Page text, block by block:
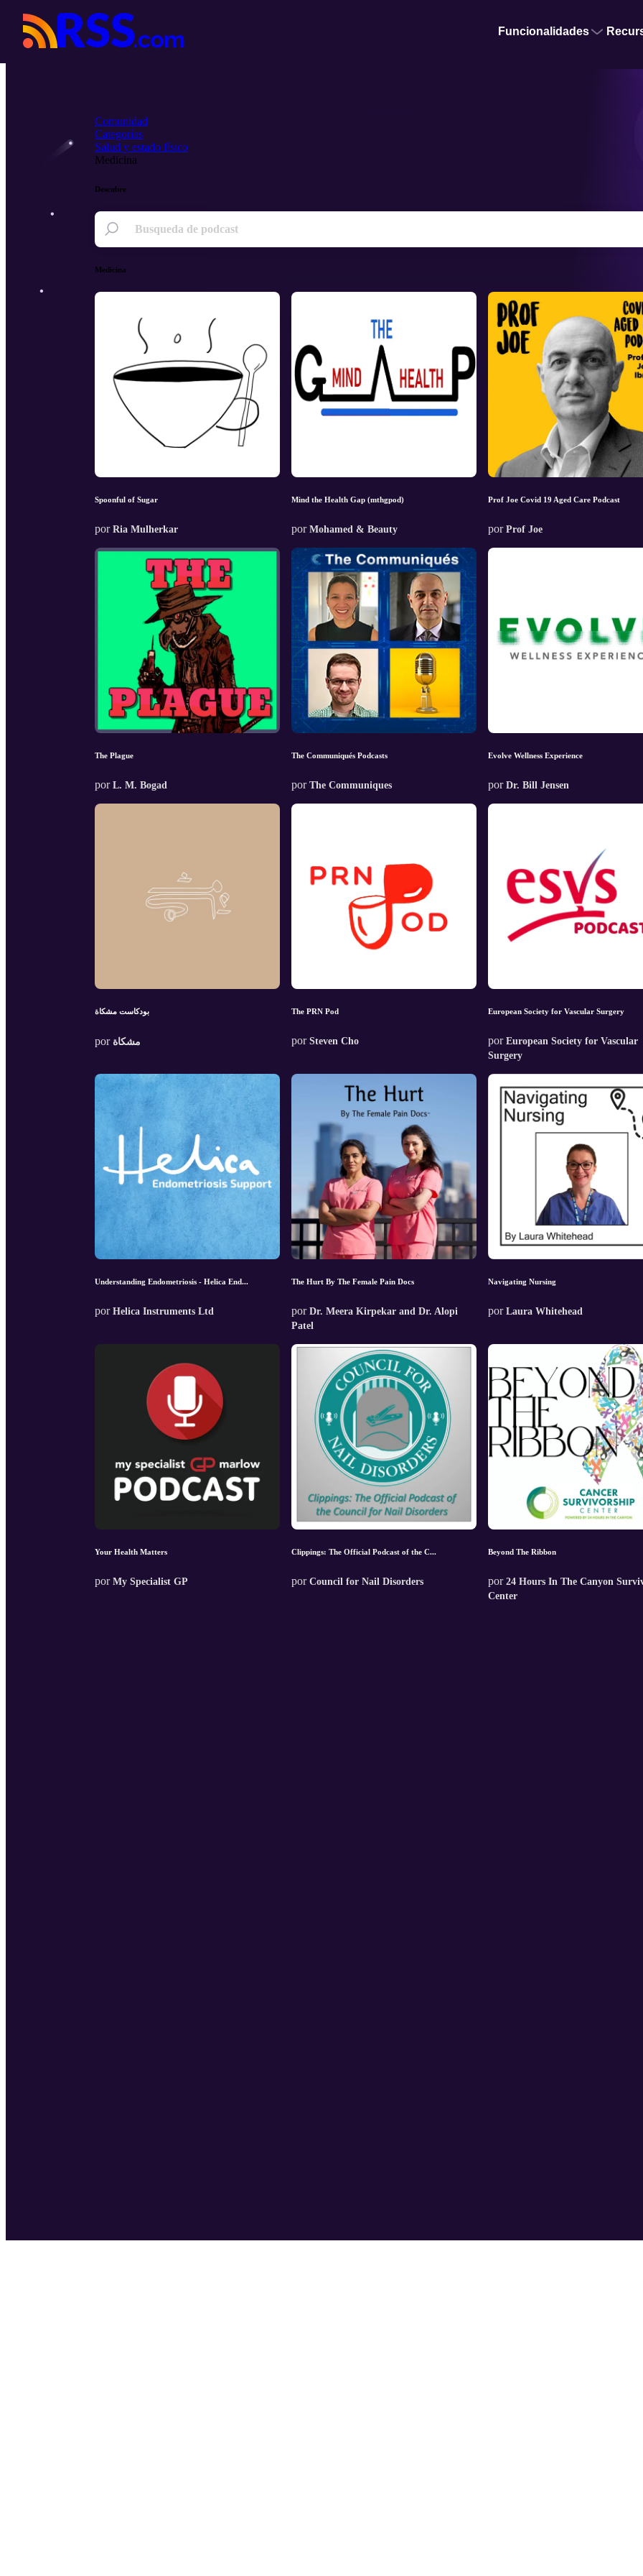
Funcionalidades
Comunidad
Categorías
Salud y estado físico
Medicina
Descubre
Medicina
Spoonful of Sugar
por Ria Mulherkar
Mind the Health Gap (mthgpod)
por Mohamed & Beauty
Prof Joe Covid 19 Aged Care Podcast
por Prof Joe
The Plague
por L. M. Bogad
The Communiqués Podcasts
por The Communiques
Evolve Wellness Experience
por Dr. Bill Jensen
بودكاست مشكاة
por مشكاة
The PRN Pod
por Steven Cho
European Society for Vascular Surgery
por European Society for Vascular
Surgery
Understanding Endometriosis - Helica End...
por Helica Instruments Ltd
The Hurt By The Female Pain Docs
por Dr. Meera Kirpekar and Dr. Alopi
Patel
Navigating Nursing
por Laura Whitehead
Your Health Matters
por My Specialist GP
Clippings: The Official Podcast of the C...
por Council for Nail Disorders
Beyond The Ribbon
por 24 Hours In The Canyon
Center